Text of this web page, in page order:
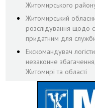
Житомирського
Житомирський
розслідування щодо
придатним для
Екскомандувач
незаконне
Житомирі та області